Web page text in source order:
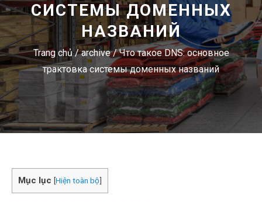
СИСТЕМЫ ДОМЕННЫХ
НАЗВАНИЙ
Trang chủ/archive/Что такое DNS: основное
трактовка системы доменных названий
Mục lục [Hiện toàn bộ]